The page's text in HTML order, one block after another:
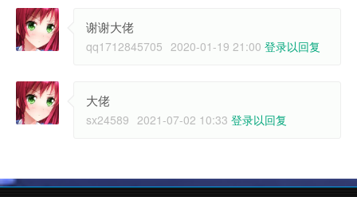
谢谢大佬
qq1712845705 2020-01-19 21:00 登录以回复
大佬
sx24589 2021-07-02 10:33 登录以回复